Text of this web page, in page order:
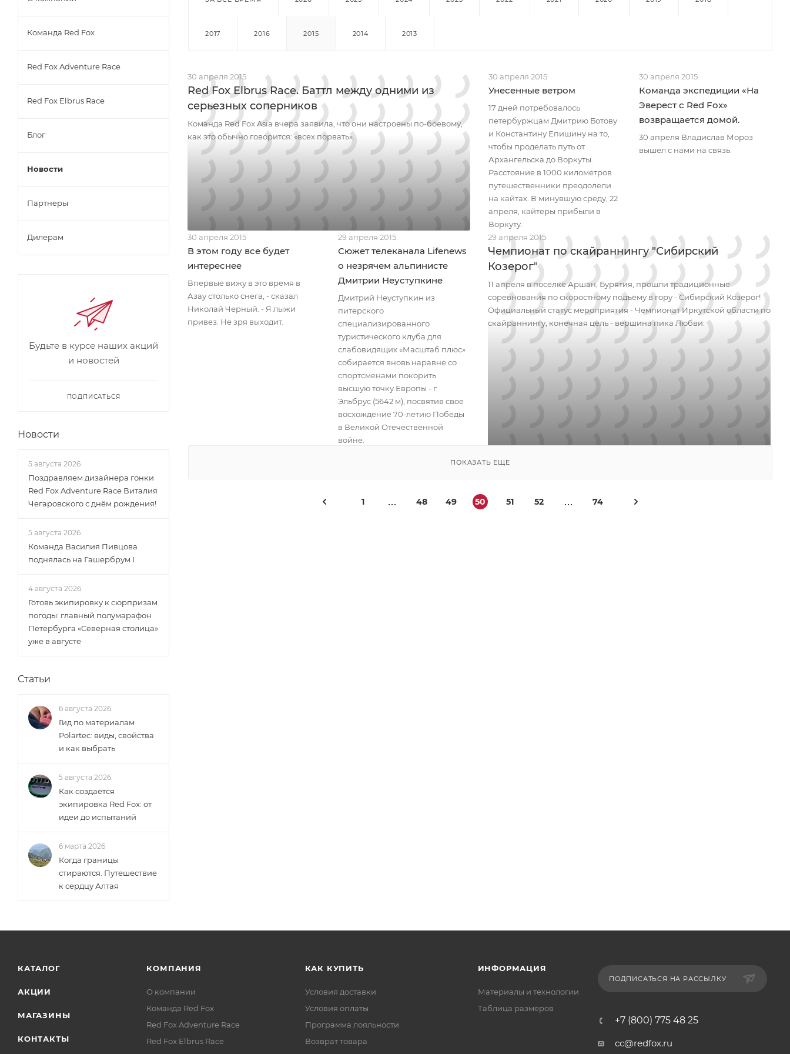
2017 2016 2015 2014 2013
30 апреля 2015
Red Fox Elbrus Race. Баттл между одними из
серьезных соперников
Команда Red Fox Asia вчера заявила, что они настроены по-боевому,
как это обычно говорится: «всех порвать».
30 апреля 2015
Унесенные ветром
17 дней потребовалось
петербуржцам Дмитрию Ботову
и Константину Епишину на то,
чтобы проделать путь от
Архангельска до Воркуты.
Расстояние в 1000 километров
путешественники преодолели
на кайтах. В минувшую среду, 22
апреля, кайтеры прибыли в
Воркуту.
30 апреля 2015
Команда экспедиции «На
Эверест с Red Fox»
возвращается домой.
30 апреля Владислав Мороз
вышел с нами на связь.
30 апреля 2015
В этом году все будет
интереснее
Впервые вижу в это время в
Азау столько снега, - сказал
Николай Черный. - Я лыжи
привез. Не зря выходит.
29 апреля 2015
Сюжет телеканала Lifenews
о незрячем альпинисте
Дмитрии Неуступкине
Дмитрий Неуступкин из
питерского
специализированного
туристического клуба для
слабовидящих «Масштаб плюс»
собирается вновь наравне со
спортсменами покорить
высшую точку Европы - г.
Эльбрус (5642 м), посвятив свое
восхождение 70-летию Победы
в Великой Отечественной
войне.
29 апреля 2015
Чемпионат по скайраннингу "Сибирский
Козерог"
11 апреля в посёлке Аршан, Бурятия, прошли традиционные
соревнования по скоростному подъёму в гору - Сибирский Козерог!
Официальный статус мероприятия - Чемпионат Иркутской области по
скайраннингу, конечная цель - вершина пика Любви.
ПОКАЗАТЬ ЕЩЕ
1 48 49 50 51 52 74
Команда Red Fox
Red Fox Adventure Race
Red Fox Elbrus Race
Блог
Новости
Партнеры
Дилерам
Будьте в курсе наших акций
и новостей
ПОДПИСАТЬСЯ
Новости
5 августа 2026
Поздравляем дизайнера гонки
Red Fox Adventure Race Виталия
Чегаровского с днём рождения!
5 августа 2026
Команда Василия Пивцова
поднялась на Гашербрум I
4 августа 2026
Готовь экипировку к сюрпризам
погоды: главный полумарафон
Петербурга «Северная столица»
уже в августе
Статьи
6 августа 2026
Гид по материалам
Polartec: виды, свойства
и как выбрать
5 августа 2026
Как создаётся
экипировка Red Fox: от
идеи до испытаний
6 марта 2026
Когда границы
стираются. Путешествие
к сердцу Алтая
КАТАЛОГ
АКЦИИ
МАГАЗИНЫ
КОНТАКТЫ
КОМПАНИЯ
О компании
Команда Red Fox
Red Fox Adventure Race
Red Fox Elbrus Race
КАК КУПИТЬ
Условия доставки
Условия оплаты
Программа лояльности
Возврат товара
ИНФОРМАЦИЯ
Материалы и технологии
Таблица размеров
ПОДПИСАТЬСЯ НА РАССЫЛКУ
+7 (800) 775 48 25
cc@redfox.ru